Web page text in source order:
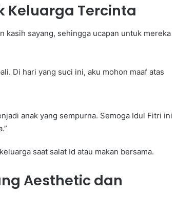
Keluarga Tercinta
kasih sayang, sehingga ucapan untuk mereka
Di hari yang suci ini, aku mohon maaf atas
anak yang sempurna. Semoga Idul Fitri ini
saat salat Id atau makan bersama.
Aesthetic dan